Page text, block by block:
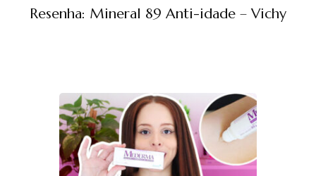
Resenha: Mineral 89 Anti-idade – Vichy